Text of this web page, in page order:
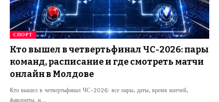
СПОРТ
Кто вышел в четвертьфинал ЧС-2026: пары
команд, расписание и где смотреть матчи
онлайн в Молдове
Кто вышел в четвертьфинал ЧС-2026: все пары, даты, время матчей,
фавориты, и…